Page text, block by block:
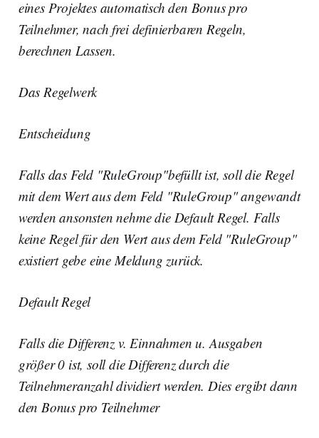
eines Projektes automatisch den Bonus pro
Teilnehmer, nach frei definierbaren Regeln,
berechnen Lassen.
Das Regelwerk
Entscheidung
Falls das Feld "RuleGroup"befüllt ist, soll die Regel
mit dem Wert aus dem Feld "RuleGroup" angewandt
werden ansonsten nehme die Default Regel. Falls
keine Regel für den Wert aus dem Feld "RuleGroup"
existiert gebe eine Meldung zurück.
Default Regel
Falls die Differenz v. Einnahmen u. Ausgaben
größer 0 ist, soll die Differenz durch die
Teilnehmeranzahl dividiert werden. Dies ergibt dann
den Bonus pro Teilnehmer